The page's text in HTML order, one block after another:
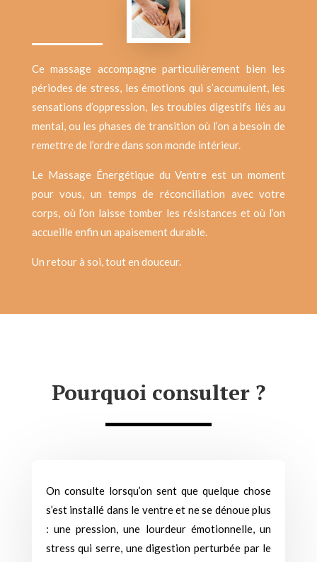
Ce massage accompagne particulièrement bien les
périodes de stress, les émotions qui s’accumulent, les
sensations d’oppression, les troubles digestifs liés au
mental, ou les phases de transition où l’on a besoin de
remettre de l’ordre dans son monde intérieur.
Le Massage Énergétique du Ventre est un moment
pour vous, un temps de réconciliation avec votre
corps, où l’on laisse tomber les résistances et où l’on
accueille enfin un apaisement durable.
Un retour à soi, tout en douceur.
Pourquoi consulter ?
On consulte lorsqu’on sent que quelque chose
s’est installé dans le ventre et ne se dénoue plus
: une pression, une lourdeur émotionnelle, un
stress qui serre, une digestion perturbée par le